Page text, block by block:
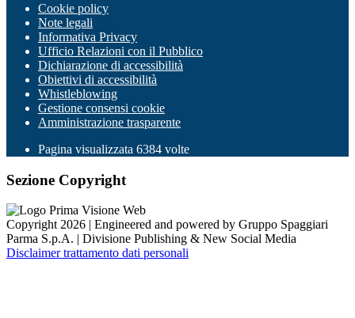
Cookie policy
Note legali
Informativa Privacy
Ufficio Relazioni con il Pubblico
Dichiarazione di accessibilità
Obiettivi di accessibilità
Whistleblowing
Gestione consensi cookie
Amministrazione trasparente
Pagina visualizzata 6384 volte
Sezione Copyright
Copyright 2026 | Engineered and powered by Gruppo Spaggiari
Parma S.p.A. | Divisione Publishing & New Social Media
Disclaimer trattamento dati personali